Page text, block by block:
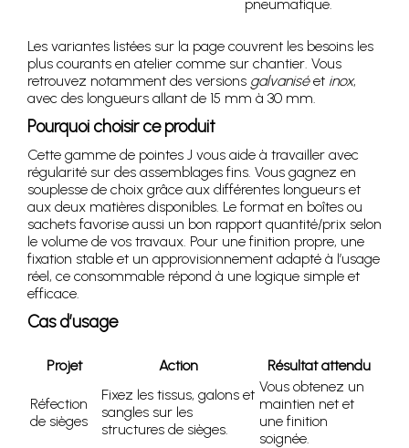
pneumatique.
Les variantes listées sur la page couvrent les besoins les
plus courants en atelier comme sur chantier. Vous
retrouvez notamment des versions galvaniséet inox,
avec des longueurs allant de 15 mm à 30 mm.
Pourquoi choisir ce produit
Cette gamme de pointes J vous aide à travailler avec
régularité sur des assemblages fins. Vous gagnez en
souplesse de choix grâce aux différentes longueurs et
aux deux matières disponibles. Le format en boîtes ou
sachets favorise aussi un bon rapport quantité/prix selon
le volume de vos travaux. Pour une finition propre, une
fixation stable et un approvisionnement adapté à l’usage
réel, ce consommable répond à une logique simple et
efficace.
Cas d’usage
Projet Action Résultat attendu
Réfection
de sièges
Fixez les tissus, galons et
sangles sur les
structures de sièges.
Vous obtenez un
maintien net et
une finition
soignée.